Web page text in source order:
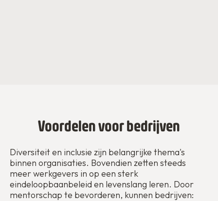
Voordelen voor bedrijven
Diversiteit en inclusie zijn belangrijke thema's
binnen organisaties. Bovendien zetten steeds
meer werkgevers in op een sterk
eindeloopbaanbeleid en levenslang leren. Door
mentorschap te bevorderen, kunnen bedrijven: